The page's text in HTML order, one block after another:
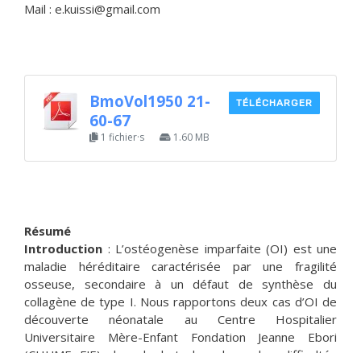
Mail : e.kuissi@gmail.com
BmoVol1950 21-
60-67
1 fichier·s 1.60 MB
TÉLÉCHARGER
Résumé
Introduction : L’ostéogenèse imparfaite (OI) est une
maladie héréditaire caractérisée par une fragilité
osseuse, secondaire à un défaut de synthèse du
collagène de type I. Nous rapportons deux cas d’OI de
découverte néonatale au Centre Hospitalier
Universitaire Mère-Enfant Fondation Jeanne Ebori